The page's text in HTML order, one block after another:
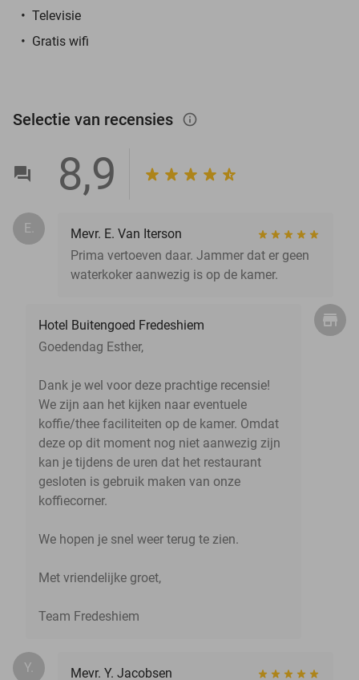
Televisie
Gratis wifi
Selectie van recensies info_outlined
8,9
E.
Mevr. E. Van Iterson
Prima vertoeven daar. Jammer dat er geen
waterkoker aanwezig is op de kamer.
Hotel Buitengoed Fredeshiem
Goedendag Esther,
Dank je wel voor deze prachtige recensie!
We zijn aan het kijken naar eventuele
koffie/thee faciliteiten op de kamer. Omdat
deze op dit moment nog niet aanwezig zijn
kan je tijdens de uren dat het restaurant
gesloten is gebruik maken van onze
koffiecorner.
We hopen je snel weer terug te zien.
Met vriendelijke groet,
Team Fredeshiem
Y.
Mevr. Y. Jacobsen